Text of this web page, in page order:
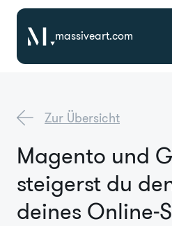
massiveart.com
Referenzen
Zur Übersicht
Magento und
steigerst du
deines Online-